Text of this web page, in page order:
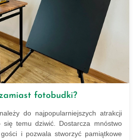
fotobudki?
do najpopularniejszych atrakcji
się temu dziwić. Dostarcza mnóstwo
i pozwala stworzyć pamiątkowe